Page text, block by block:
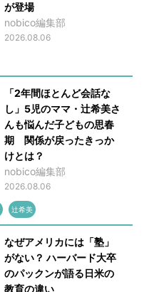
が登場
nobico編集部
2026.08.06
「2年間ほとんど会話な
し」5児のママ・辻希美さ
んも悩んだ子どもの思春
期 関係が戻ったきっか
けとは？
nobico編集部
2026.08.06
辻希美
なぜアメリカには「塾」
がない？ ハーバード大卒
のパックンが語る日米の
教育の違い